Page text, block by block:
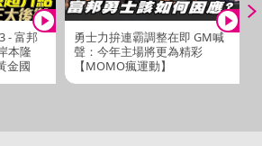
- 富邦
本隆
金國
」是什
勇士力拚連霸調整在即 GM喊
聲：今年主場將更為精彩
【MOMO瘋運動】